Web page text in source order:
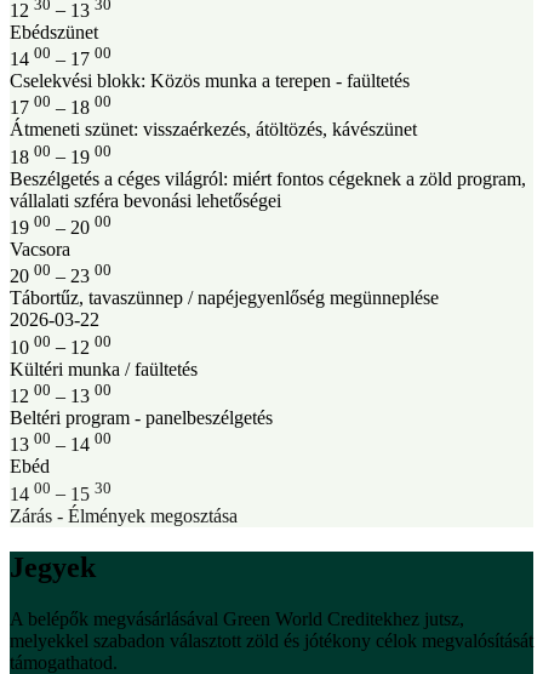
12 – 13
Ebédszünet
14 00 – 17 00
Cselekvési blokk: Közös munka a terepen - faültetés
17 00 – 18 00
Átmeneti szünet: visszaérkezés, átöltözés, kávészünet
18 00 – 19 00
Beszélgetés a céges világról: miért fontos cégeknek a zöld program,
vállalati szféra bevonási lehetőségei
19 00 – 20 00
Vacsora
20 00 – 23 00
Tábortűz, tavaszünnep / napéjegyenlőség megünneplése
2026-03-22
10 00 – 12 00
Kültéri munka / faültetés
12 00 – 13 00
Beltéri program - panelbeszélgetés
13 00 – 14 00
Ebéd
14 00 – 15 30
Zárás - Élmények megosztása
Jegyek
A belépők megvásárlásával Green World Creditekhez jutsz,
melyekkel szabadon választott zöld és jótékony célok megvalósítását
támogathatod.